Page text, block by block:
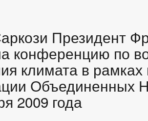
Президент
конференцию по
климата в
Объединенных
2009 года